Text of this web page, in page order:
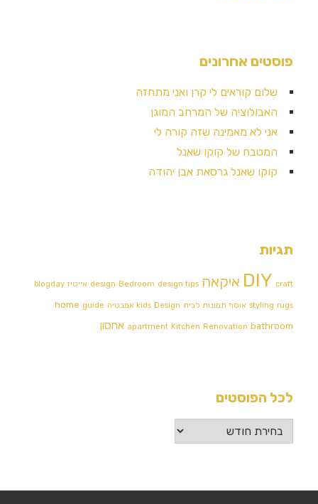
פוסטים אחרונים
שלום קוראים לי קרן ואני מתחזה
האבולוציה של המרחב המוגן
אני לא מאמינה שזה קורה לי
המטבח של קוקו שאנל
קוקו שאנל גרסאת אבן יהודה
תגיות
DIY craft איקאה design Bedroom design tips אייטיז blogday
styling rugs אוסף תמונות לבית kids Design אמבטיה home guide
apartment Kitchen Renovation bathroom אחסון
לכל הפוסטים
לכל
הפוסטים